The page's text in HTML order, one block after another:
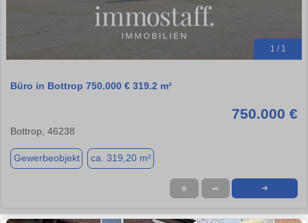
1 / 1
Büro in Bottrop 750.000 € 319.2 m²
750.000 €
Bottrop, 46238
Gewerbeobjekt ca. 319,20 m²
★ ➦ ➜